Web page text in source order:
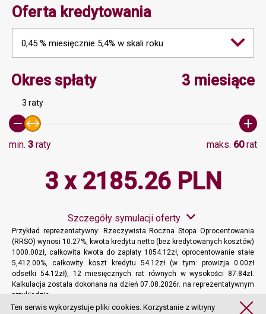
Oferta kredytowania
0,45 % miesięcznie 5,4% w skali roku
Okres spłatyMinimalna wartość 3,
3 miesiące
3 raty
min. 3 raty maks. 60rat
3 x 2185.26 PLN
Szczegóły symulacji oferty
Przykład reprezentatywny: Rzeczywista Roczna Stopa Oprocentowania
(RRSO) wynosi 10.27%, kwota kredytu netto (bez kredytowanych kosztów)
1000.00zł, całkowita kwota do zapłaty 1054.12zł, oprocentowanie stałe
5,412.00%, całkowity koszt kredytu 54.12zł (w tym: prowizja 0.00zł
odsetki 54.12zł), 12 miesięcznych rat równych w wysokości 87.84zł.
Kalkulacja została dokonana na dzień 07.08.2026r. na reprezentatywnym
przykładzie.
Więcej informacji
Ten serwis wykorzystuje pliki cookies. Korzystanie z witryny